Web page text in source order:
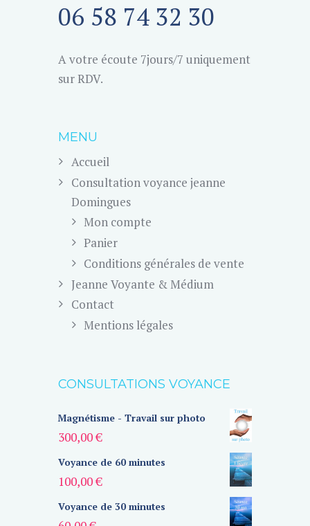
06 58 74 32 30
A votre écoute 7jours/7 uniquement
sur RDV.
MENU
Accueil
Consultation voyance jeanne
Domingues
Mon compte
Panier
Conditions générales de vente
Jeanne Voyante & Médium
Contact
Mentions légales
CONSULTATIONS VOYANCE
Magnétisme - Travail sur photo
300,00€
Voyance de 60 minutes
100,00€
Voyance de 30 minutes